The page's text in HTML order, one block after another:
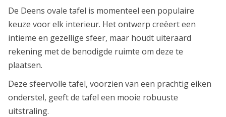
De Deens ovale tafel is momenteel een populaire
keuze voor elk interieur. Het ontwerp creëert een
intieme en gezellige sfeer, maar houdt uiteraard
rekening met de benodigde ruimte om deze te
plaatsen.
Deze sfeervolle tafel, voorzien van een prachtig eiken
onderstel, geeft de tafel een mooie robuuste
uitstraling.